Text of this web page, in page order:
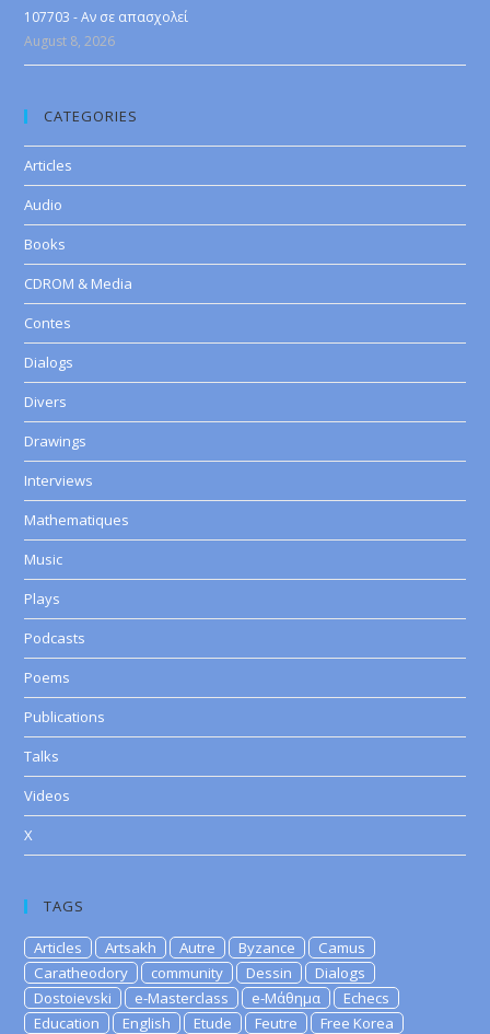
107703 - Αν σε απασχολεί
August 8, 2026
CATEGORIES
Articles
Audio
Books
CDROM & Media
Contes
Dialogs
Divers
Drawings
Interviews
Mathematiques
Music
Plays
Podcasts
Poems
Publications
Talks
Videos
X
TAGS
Articles Artsakh Autre Byzance
Camus
Caratheodory
community Dessin
Dialogs
Dostoievski
e-Masterclass e-Μάθημα
Echecs
Education
English Etude Feutre
Free Korea